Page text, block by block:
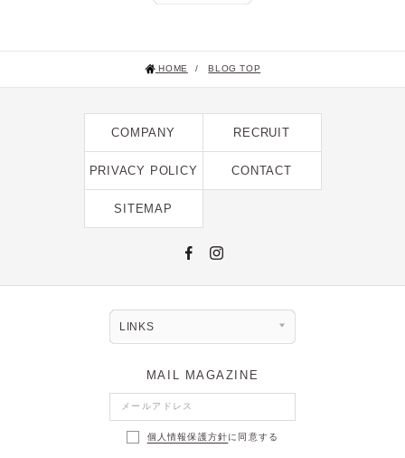
HOME / BLOG TOP
COMPANY RECRUIT
PRIVACY POLICY CONTACT
SITEMAP
LINKS
MAIL MAGAZINE
個人情報保護方針に同意する